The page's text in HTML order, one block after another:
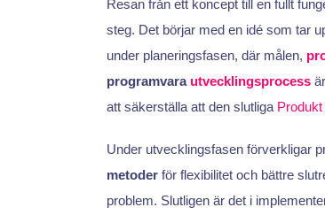
Resan från ett koncept till en fullt
steg. Det börjar med en idé som tar
under planeringsfasen, där målen,
programvara utvecklingsprocessär
att säkerställa att den slutliga Produkt
Under utvecklingsfasen förverkligar
metoderför flexibilitet och bättre
problem. Slutligen är det i